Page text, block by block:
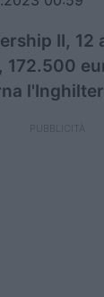
II, 12
172.500